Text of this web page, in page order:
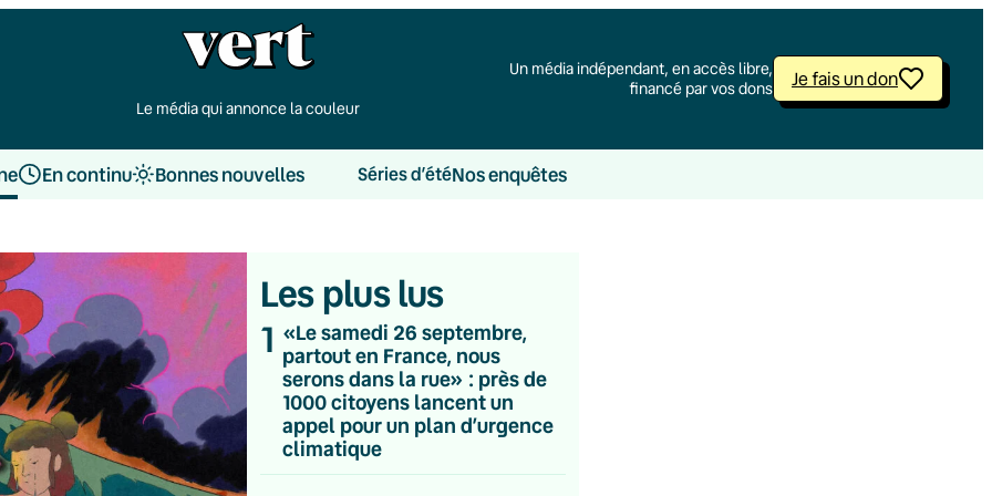
Le média qui annonce la couleur
Un média indépendant, en accès libre,
financé par vos dons
Je fais un don
En continu Bonnes nouvelles Séries d’étéNos enquêtes
Les plus lus
1 «Le samedi 26 septembre,
partout en France, nous
serons dans la rue» : près de
1000 citoyens lancent un
appel pour un plan d’urgence
climatique